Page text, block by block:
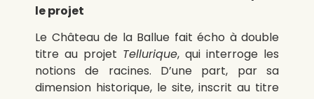
le projet
Le Château de la Ballue fait écho à double
titre au projet Tellurique, qui interroge les
notions de racines. D’une part, par sa
dimension historique, le site, inscrit au titre